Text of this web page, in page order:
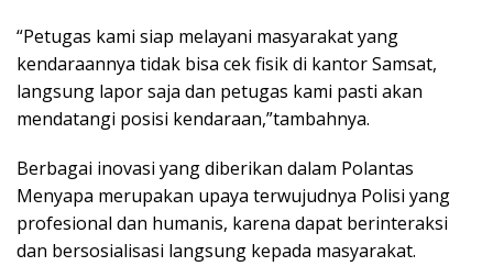
“Petugas kami siap melayani masyarakat yang
kendaraannya tidak bisa cek fisik di kantor Samsat,
langsung lapor saja dan petugas kami pasti akan
mendatangi posisi kendaraan,”tambahnya.
Berbagai inovasi yang diberikan dalam Polantas
Menyapa merupakan upaya terwujudnya Polisi yang
profesional dan humanis, karena dapat berinteraksi
dan bersosialisasi langsung kepada masyarakat.